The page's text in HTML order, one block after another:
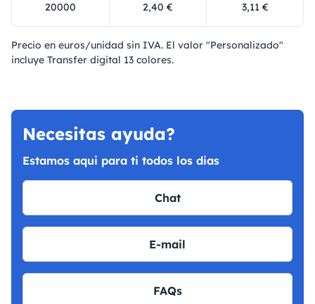
20000 2,40 € 3,11 €
Precio en euros/unidad sin IVA. El valor "Personalizado"
incluye Transfer digital 13 colores.
Necesitas ayuda?
Estamos aqui para ti todos los dias
Chat
E-mail
FAQs